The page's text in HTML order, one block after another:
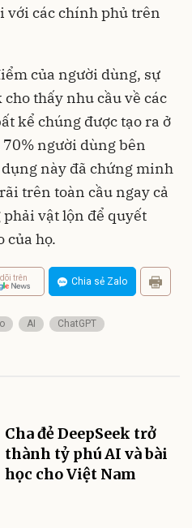
với các chính phủ trên
của người dùng, sự
thấy nhu cầu về các
kể chúng được tạo ra ở
người dùng bên
này đã chứng minh
trên toàn cầu ngay cả
vật lộn để quyết
của họ.
trên Chia sẻ Zalo
AI
ChatGPT
Cha đẻ DeepSeek trở
thành tỷ phú AI và bài
học cho Việt Nam